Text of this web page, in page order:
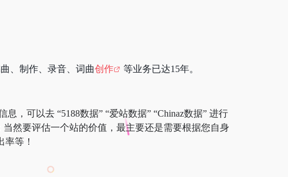
、制作、录音、词曲创作 等业务已达15年。
，可以去 “5188数据” “爱站数据” “Chinaz数据” 进行
然要评估一个站的价值，最主要还是需要根据您自身
等！